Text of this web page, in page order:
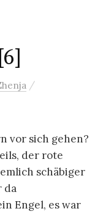
/
vor sich gehen?
der rote
schäbiger
da
Engel, es war